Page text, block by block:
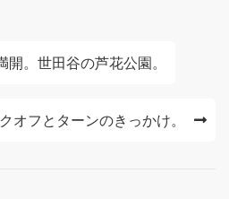
開。世田谷の芦花公園。
オフとターンのきっかけ。